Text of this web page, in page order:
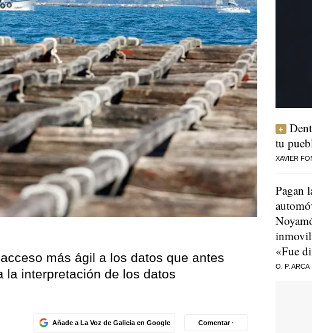
más ágil a los datos que antes
la interpretación de los datos
Añade a La Voz de Galicia en Google Comentar ·
tu
XAVIER
Pagan
«Fue
O. P. ARCA